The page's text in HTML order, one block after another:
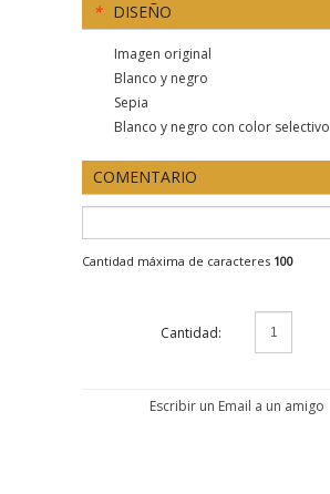
* DISEÑO
Imagen original
Blanco y negro
Sepia
Blanco y negro con color selectivo
COMENTARIO
Cantidad máxima de caracteres 100
Cantidad:
Escribir un Email a un amigo